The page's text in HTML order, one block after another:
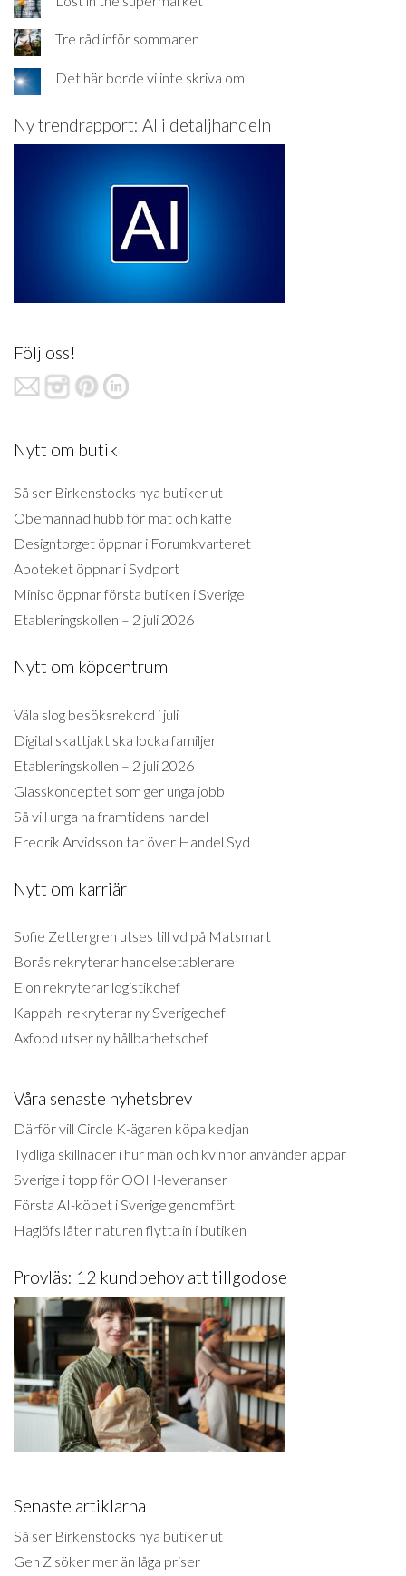
Tre råd inför sommaren
Det här borde vi inte skriva om
Ny trendrapport: AI i detaljhandeln
Följ oss!
Nytt om butik
Så ser Birkenstocks nya butiker ut
Obemannad hubb för mat och kaffe
Designtorget öppnar i Forumkvarteret
Apoteket öppnar i Sydport
Miniso öppnar första butiken i Sverige
Etableringskollen – 2 juli 2026
Nytt om köpcentrum
Väla slog besöksrekord i juli
Digital skattjakt ska locka familjer
Etableringskollen – 2 juli 2026
Glasskonceptet som ger unga jobb
Så vill unga ha framtidens handel
Fredrik Arvidsson tar över Handel Syd
Nytt om karriär
Sofie Zettergren utses till vd på Matsmart
Borås rekryterar handelsetablerare
Elon rekryterar logistikchef
Kappahl rekryterar ny Sverigechef
Axfood utser ny hållbarhetschef
Våra senaste nyhetsbrev
Därför vill Circle K-ägaren köpa kedjan
Tydliga skillnader i hur män och kvinnor använder appar
Sverige i topp för OOH-leveranser
Första AI-köpet i Sverige genomfört
Haglöfs låter naturen flytta in i butiken
Provläs: 12 kundbehov att tillgodose
Senaste artiklarna
Så ser Birkenstocks nya butiker ut
Gen Z söker mer än låga priser